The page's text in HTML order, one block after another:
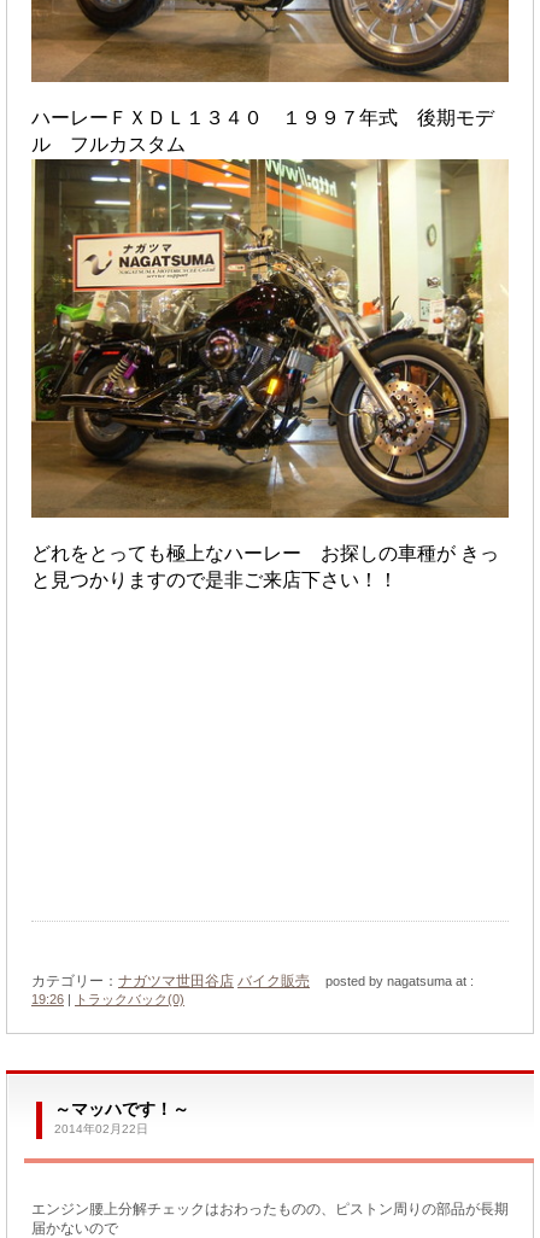
ハーレーＦＸＤＬ１３４０ １９９７年式 後期モデ
ル フルカスタム
どれをとっても極上なハーレー お探しの車種が きっ
と見つかりますので是非ご来店下さい！！
カテゴリー： ナガツマ世田谷店 バイク販売
posted by nagatsuma at :
19:26 | トラックバック(0)
～マッハです！～
2014年02月22日
エンジン腰上分解チェックはおわったものの、ピストン周りの部品が長期
届かないので